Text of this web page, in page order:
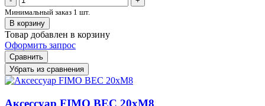
Минимальный заказ 1 шт.
В корзину
Товар добавлен в корзину
Оформить запрос
Сравнить
Убрать из сравнения
Аксессуар FIMO BEC 20xM8